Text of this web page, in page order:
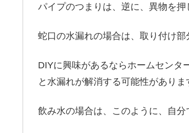
パイプのつまりは、逆に、異物を
蛇口の水漏れの場合は、取り付け部
DIYに興味があるならホームセンタ
と水漏れが解消する可能性がありま
飲み水の場合は、このように、自分